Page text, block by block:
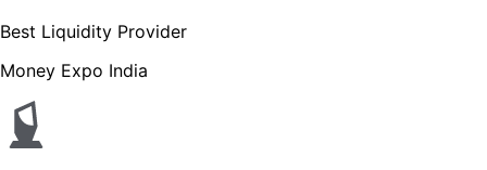
Best Liquidity Provider
Money Expo India